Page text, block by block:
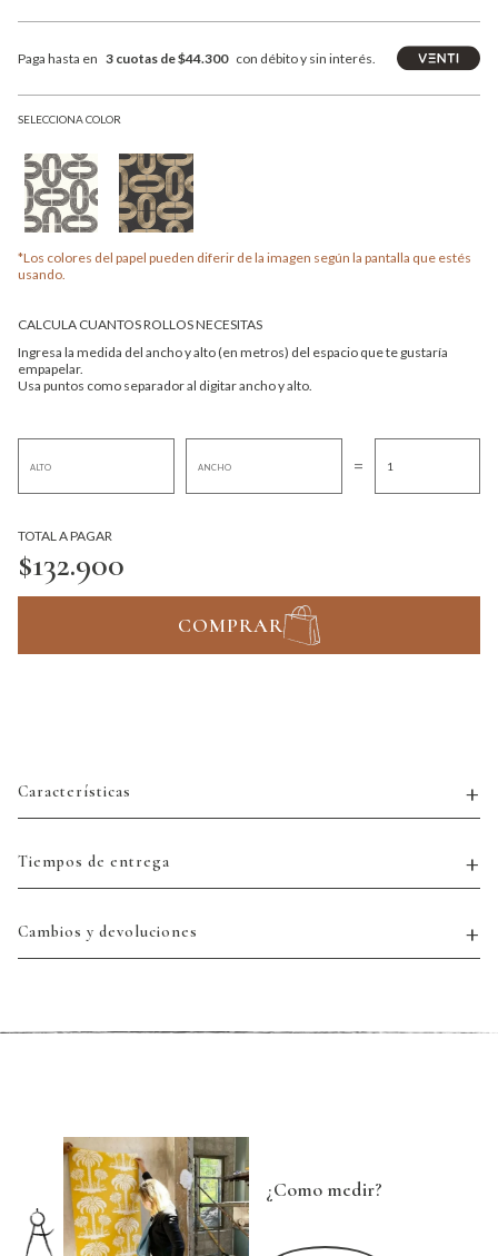
Paga hasta en 3 cuotas de $44.300 con débito y sin interés.
SELECCIONA COLOR
*Los colores del papel pueden diferir de la imagen según la pantalla que estés
usando.
CALCULA CUANTOS ROLLOS NECESITAS
Ingresa la medida del ancho y alto (en metros) del espacio que te gustaría
empapelar.
Usa puntos como separador al digitar ancho y alto.
=
TOTAL A PAGAR
$132.900
COMPRAR
Características
Tiempos de entrega
Cambios y devoluciones
¿Como medir?